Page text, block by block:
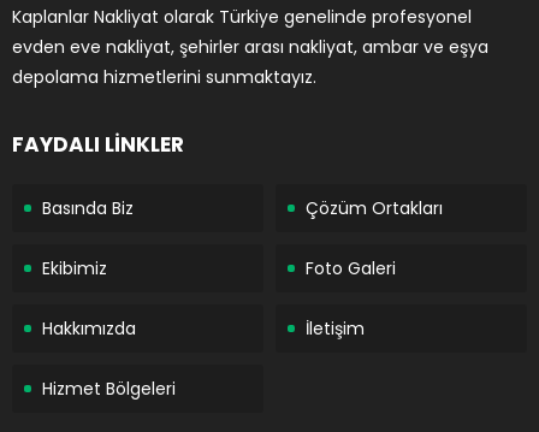
Kaplanlar Nakliyat olarak Türkiye genelinde profesyonel
evden eve nakliyat, şehirler arası nakliyat, ambar ve eşya
depolama hizmetlerini sunmaktayız.
FAYDALI LİNKLER
Basında Biz Çözüm Ortakları
Ekibimiz Foto Galeri
Hakkımızda İletişim
Hizmet Bölgeleri